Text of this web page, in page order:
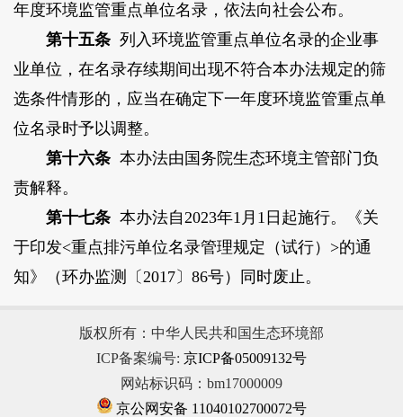
年度环境监管重点单位名录，依法向社会公布。
第十五条列入环境监管重点单位名录的企业事
业单位，在名录存续期间出现不符合本办法规定的筛
选条件情形的，应当在确定下一年度环境监管重点单
位名录时予以调整。
第十六条本办法由国务院生态环境主管部门负
责解释。
第十七条本办法自2023年1月1日起施行。《关
于印发<重点排污单位名录管理规定（试行）>的通
知》（环办监测〔2017〕86号）同时废止。
版权所有：中华人民共和国生态环境部
ICP备案编号: 京ICP备05009132号
网站标识码：bm17000009
京公网安备 11040102700072号